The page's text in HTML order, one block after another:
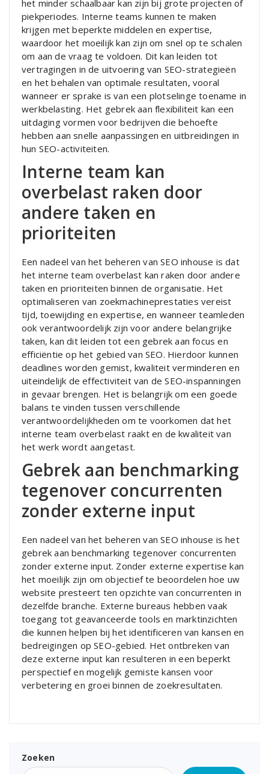
het minder schaalbaar kan zijn bij grote projecten of
piekperiodes. Interne teams kunnen te maken
krijgen met beperkte middelen en expertise,
waardoor het moeilijk kan zijn om snel op te schalen
om aan de vraag te voldoen. Dit kan leiden tot
vertragingen in de uitvoering van SEO-strategieën
en het behalen van optimale resultaten, vooral
wanneer er sprake is van een plotselinge toename in
werkbelasting. Het gebrek aan flexibiliteit kan een
uitdaging vormen voor bedrijven die behoefte
hebben aan snelle aanpassingen en uitbreidingen in
hun SEO-activiteiten.
Interne team kan
overbelast raken door
andere taken en
prioriteiten
Een nadeel van het beheren van SEO inhouse is dat
het interne team overbelast kan raken door andere
taken en prioriteiten binnen de organisatie. Het
optimaliseren van zoekmachineprestaties vereist
tijd, toewijding en expertise, en wanneer teamleden
ook verantwoordelijk zijn voor andere belangrijke
taken, kan dit leiden tot een gebrek aan focus en
efficiëntie op het gebied van SEO. Hierdoor kunnen
deadlines worden gemist, kwaliteit verminderen en
uiteindelijk de effectiviteit van de SEO-inspanningen
in gevaar brengen. Het is belangrijk om een goede
balans te vinden tussen verschillende
verantwoordelijkheden om te voorkomen dat het
interne team overbelast raakt en de kwaliteit van
het werk wordt aangetast.
Gebrek aan benchmarking
tegenover concurrenten
zonder externe input
Een nadeel van het beheren van SEO inhouse is het
gebrek aan benchmarking tegenover concurrenten
zonder externe input. Zonder externe expertise kan
het moeilijk zijn om objectief te beoordelen hoe uw
website presteert ten opzichte van concurrenten in
dezelfde branche. Externe bureaus hebben vaak
toegang tot geavanceerde tools en marktinzichten
die kunnen helpen bij het identificeren van kansen en
bedreigingen op SEO-gebied. Het ontbreken van
deze externe input kan resulteren in een beperkt
perspectief en mogelijk gemiste kansen voor
verbetering en groei binnen de zoekresultaten.
Zoeken